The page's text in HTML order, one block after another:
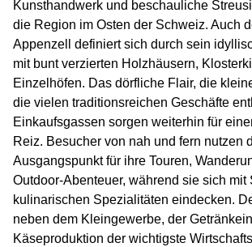
Kunsthandwerk und beschauliche
die Region im Osten der Schweiz. Auch
Appenzell definiert sich durch sein
mit bunt verzierten Holzhäusern,
Einzelhöfen. Das dörfliche Flair, die
die vielen traditionsreichen Geschäfte
Einkaufsgassen sorgen weiterhin für
Reiz. Besucher von nah und fern nutzen
Ausgangspunkt für ihre Touren,
Outdoor-Abenteuer, während sie sich mit
kulinarischen Spezialitäten eindecken.
neben dem Kleingewerbe, der
Käseproduktion der wichtigste